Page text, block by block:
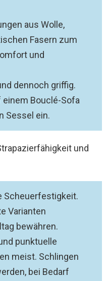
aus Wolle,
Fasern zum
und
dennoch griffig.
einem Bouclé-Sofa
Sessel ein.
und
Scheuerfestigkeit.
Varianten
bewähren.
punktuelle
meist. Schlingen
bei Bedarf